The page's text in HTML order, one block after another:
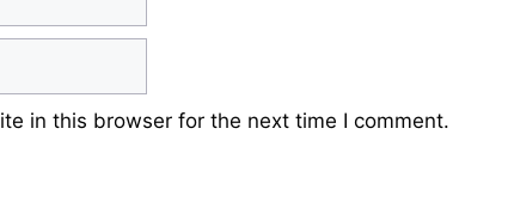
in this browser for the next time I comment.